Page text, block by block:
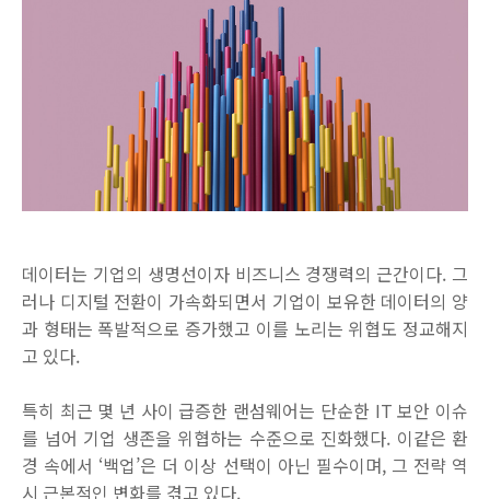
데이터는 기업의 생명선이자 비즈니스 경쟁력의 근간이다. 그
러나 디지털 전환이 가속화되면서 기업이 보유한 데이터의 양
과 형태는 폭발적으로 증가했고 이를 노리는 위협도 정교해지
고 있다.
특히 최근 몇 년 사이 급증한 랜섬웨어는 단순한 IT보안 이슈
를 넘어 기업 생존을 위협하는 수준으로 진화했다. 이같은 환
경 속에서 ‘백업’은 더 이상 선택이 아닌 필수이며, 그 전략 역
시 근본적인 변화를 겪고 있다.